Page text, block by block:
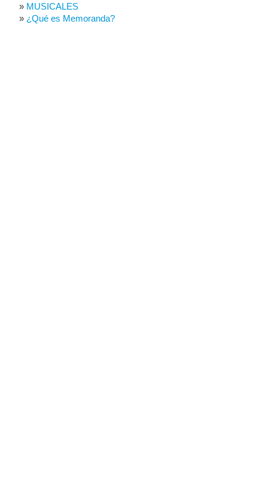
MUSICALES
¿Qué es Memoranda?